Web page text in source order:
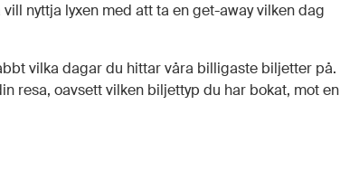
nyttja lyxen med att ta en get-away vilken dag
vilka dagar du hittar våra billigaste biljetter på.
resa, oavsett vilken biljettyp du har bokat, mot en